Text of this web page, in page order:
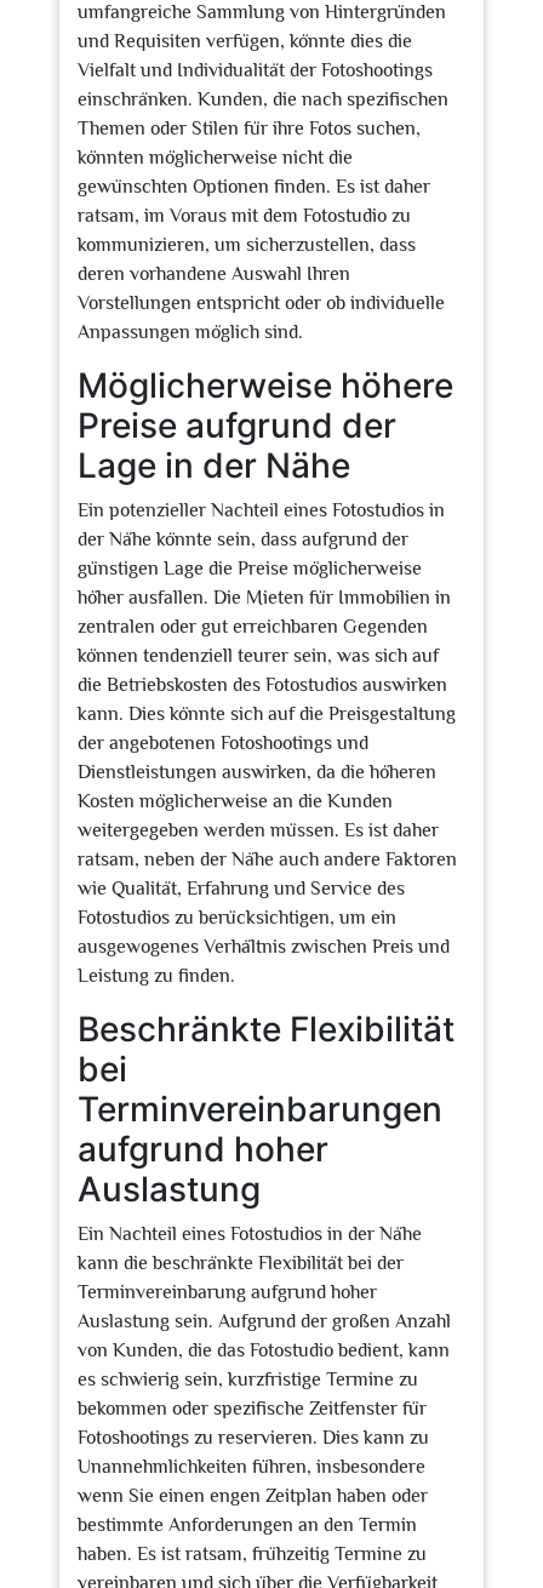
umfangreiche Sammlung von Hintergründen
und Requisiten verfügen, könnte dies die
Vielfalt und Individualität der Fotoshootings
einschränken. Kunden, die nach spezifischen
Themen oder Stilen für ihre Fotos suchen,
könnten möglicherweise nicht die
gewünschten Optionen finden. Es ist daher
ratsam, im Voraus mit dem Fotostudio zu
kommunizieren, um sicherzustellen, dass
deren vorhandene Auswahl Ihren
Vorstellungen entspricht oder ob individuelle
Anpassungen möglich sind.
Möglicherweise höhere
Preise aufgrund der
Lage in der Nähe
Ein potenzieller Nachteil eines Fotostudios in
der Nähe könnte sein, dass aufgrund der
günstigen Lage die Preise möglicherweise
höher ausfallen. Die Mieten für Immobilien in
zentralen oder gut erreichbaren Gegenden
können tendenziell teurer sein, was sich auf
die Betriebskosten des Fotostudios auswirken
kann. Dies könnte sich auf die Preisgestaltung
der angebotenen Fotoshootings und
Dienstleistungen auswirken, da die höheren
Kosten möglicherweise an die Kunden
weitergegeben werden müssen. Es ist daher
ratsam, neben der Nähe auch andere Faktoren
wie Qualität, Erfahrung und Service des
Fotostudios zu berücksichtigen, um ein
ausgewogenes Verhältnis zwischen Preis und
Leistung zu finden.
Beschränkte Flexibilität
bei
Terminvereinbarungen
aufgrund hoher
Auslastung
Ein Nachteil eines Fotostudios in der Nähe
kann die beschränkte Flexibilität bei der
Terminvereinbarung aufgrund hoher
Auslastung sein. Aufgrund der großen Anzahl
von Kunden, die das Fotostudio bedient, kann
es schwierig sein, kurzfristige Termine zu
bekommen oder spezifische Zeitfenster für
Fotoshootings zu reservieren. Dies kann zu
Unannehmlichkeiten führen, insbesondere
wenn Sie einen engen Zeitplan haben oder
bestimmte Anforderungen an den Termin
haben. Es ist ratsam, frühzeitig Termine zu
vereinbaren und sich über die Verfügbarkeit